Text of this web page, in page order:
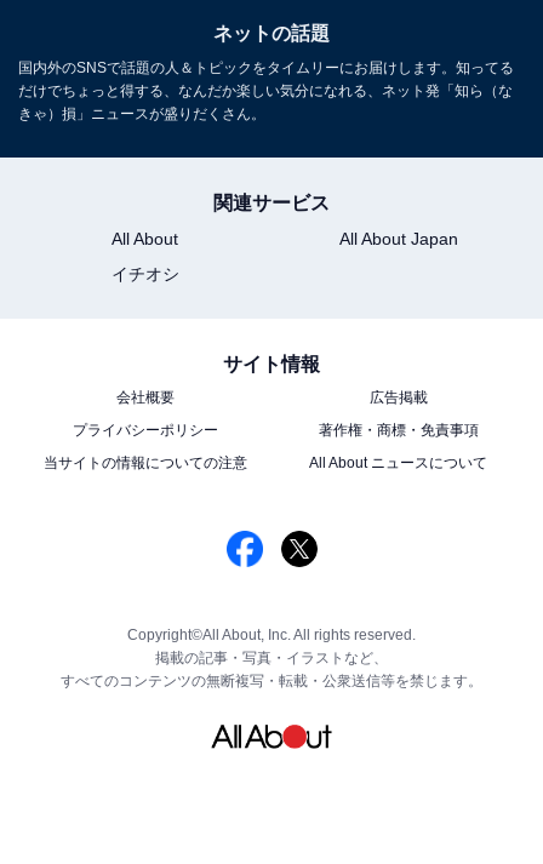
ネットの話題
国内外のSNSで話題の人＆トピックをタイムリーにお届けします。知ってる
だけでちょっと得する、なんだか楽しい気分になれる、ネット発「知ら（な
きゃ）損」ニュースが盛りだくさん。
関連サービス
All About
All About Japan
イチオシ
サイト情報
会社概要
広告掲載
プライバシーポリシー
著作権・商標・免責事項
当サイトの情報についての注意
All About ニュースについて
Copyright©All About, Inc. All rights reserved.
掲載の記事・写真・イラストなど、
すべてのコンテンツの無断複写・転載・公衆送信等を禁じます。